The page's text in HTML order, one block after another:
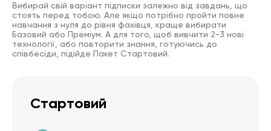
Вибирай свій варіант підписки залежно від завдань, що
стоять перед тобою. Але якщо потрібно пройти повне
навчання з нуля до рівня фахівця, краще вибирати
Базовий або Преміум. А для того, щоб вивчити 2-3 нові
технології, або повторити знання, готуючись до
співбесіди, підійде Пакет Стартовий.
Стартовий